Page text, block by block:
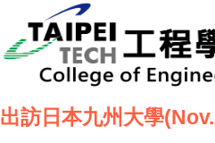
出訪日本九州大學